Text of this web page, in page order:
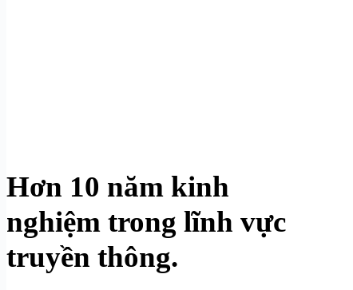
Hơn 10 năm kinh
nghiệm trong lĩnh vực
truyền thông.